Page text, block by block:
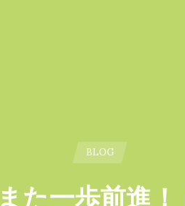
BLOG
また一歩前進！